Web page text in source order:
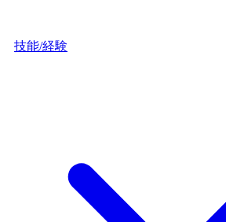
技能/経験